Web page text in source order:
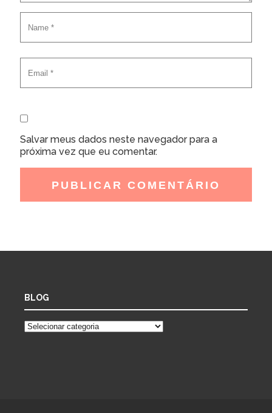
Salvar meus dados neste navegador para a
próxima vez que eu comentar.
BLOG